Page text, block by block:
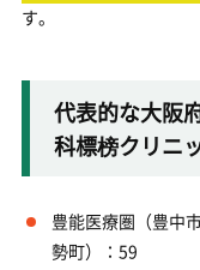
す。
代表的な大阪
科標榜クリニ
豊能医療圏（豊中
勢町）：59